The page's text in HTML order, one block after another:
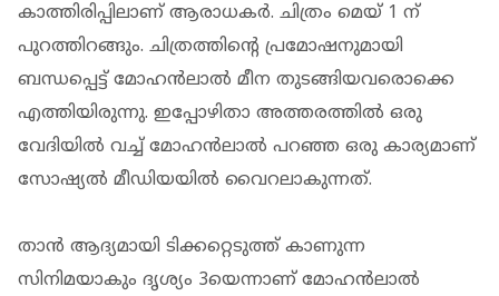
കാത്തിരിപ്പിലാണ് ആരാധകര്‍. ചിത്രം മെയ് 1 ന്
പുറത്തിറങ്ങും. ചിത്രത്തിന്റെ പ്രമോഷനുമായി
ബന്ധപ്പെട്ട് മോഹന്‍ലാല്‍ മീന തുടങ്ങിയവരൊക്കെ
എത്തിയിരുന്നു. ഇപ്പോഴിതാ അത്തരത്തില്‍ ഒരു
വേദിയില്‍ വച്ച് മോഹന്‍ലാല്‍ പറഞ്ഞ ഒരു കാര്യമാണ്
സോഷ്യല്‍ മീഡിയയില്‍ വൈറലാകുന്നത്.
താന്‍ ആദ്യമായി ടിക്കറ്റെടുത്ത് കാണുന്ന
സിനിമയാകും ദൃശ്യം 3യെന്നാണ് മോഹന്‍ലാല്‍